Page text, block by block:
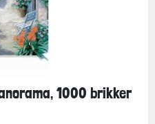
1000 brikker